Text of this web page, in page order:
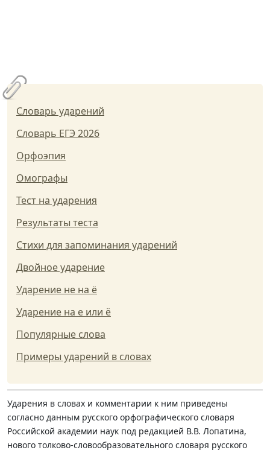
Словарь ударений
Словарь ЕГЭ 2026
Орфоэпия
Омографы
Тест на ударения
Результаты теста
Стихи для запоминания ударений
Двойное ударение
Ударение не на ё
Ударение на е или ё
Популярные слова
Примеры ударений в словах
Ударения в словах и комментарии к ним приведены
согласно данным русского орфографического словаря
Российской академии наук под редакцией В.В. Лопатина,
нового толково-словообразовательного словаря русского